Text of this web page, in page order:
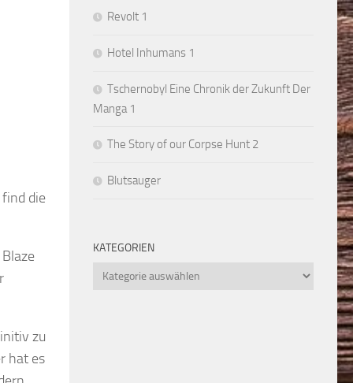
die
zu
hat es
Revolt 1
Hotel Inhumans 1
Tschernobyl Eine Chronik der Zukunft Der
Manga 1
The Story of our Corpse Hunt 2
Blutsauger
KATEGORIEN
Kategorien